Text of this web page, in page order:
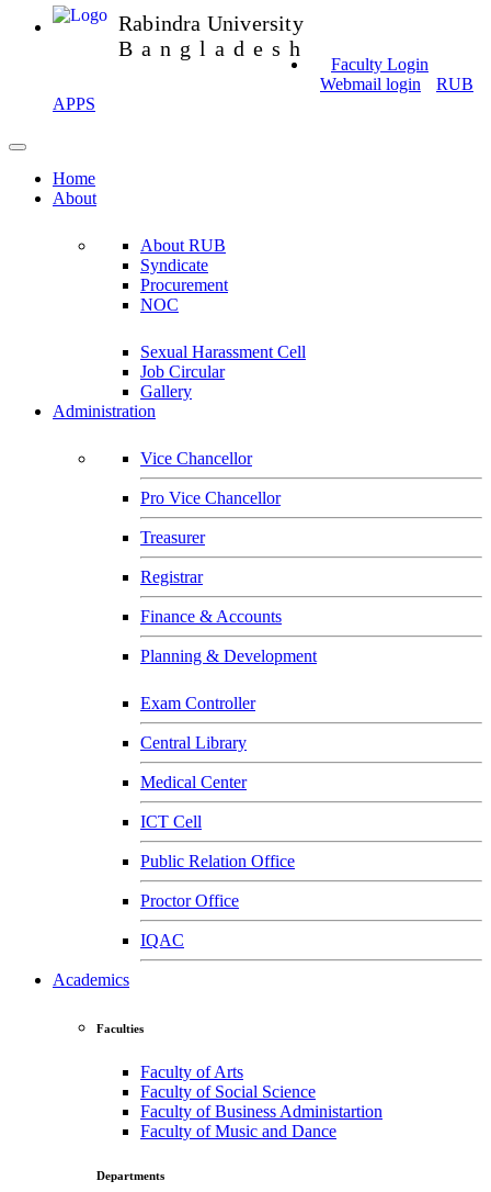
Rabindra University
Bangladesh
Faculty Login
Webmail login
RUB
APPS
Home
About
About RUB
Syndicate
Procurement
NOC
Sexual Harassment Cell
Job Circular
Gallery
Administration
Vice Chancellor
Pro Vice Chancellor
Treasurer
Registrar
Finance & Accounts
Planning & Development
Exam Controller
Central Library
Medical Center
ICT Cell
Public Relation Office
Proctor Office
IQAC
Academics
Faculties
Faculty of Arts
Faculty of Social Science
Faculty of Business Administartion
Faculty of Music and Dance
Departments